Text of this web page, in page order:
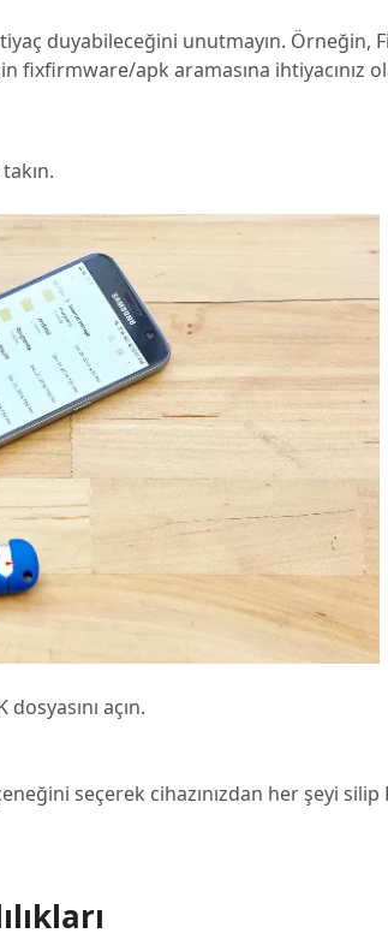
duyabileceğini unutmayın. Örneğin,
fixfirmware/apk aramasına ihtiyacınız
açın.
seçerek cihazınızdan her şeyi silip